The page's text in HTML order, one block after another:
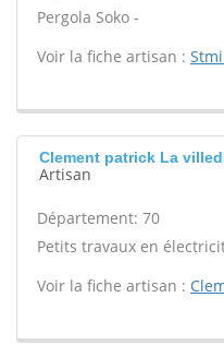
Pergola Soko -
Voir la fiche artisan :
Clement patrick La
Artisan
Département: 70
Petits travaux en
Voir la fiche artisan :